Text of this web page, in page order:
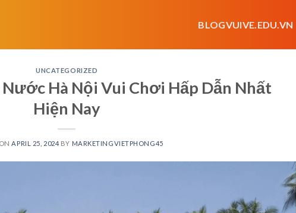
BLOGVUIVE.EDU.VN
UNCATEGORIZED
Hà Nội Vui Chơi Hấp Dẫn Nhất
Hiện Nay
APRIL 25, 2024 BY MARKETINGVIETPHONG45